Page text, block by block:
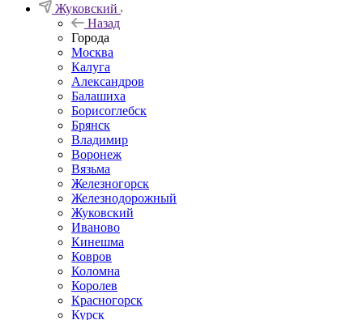
Жуковский
Назад
Города
Москва
Калуга
Александров
Балашиха
Борисоглебск
Брянск
Владимир
Воронеж
Вязьма
Железногорск
Железнодорожный
Жуковский
Иваново
Кинешма
Ковров
Коломна
Королев
Красногорск
Курск